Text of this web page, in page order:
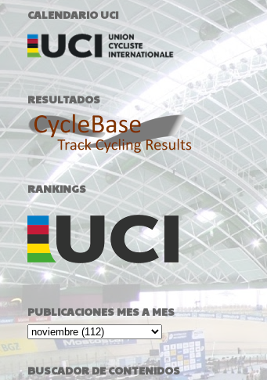
CALENDARIO UCI
RESULTADOS
RANKINGS
PUBLICACIONES MES A MES
BUSCADOR DE CONTENIDOS